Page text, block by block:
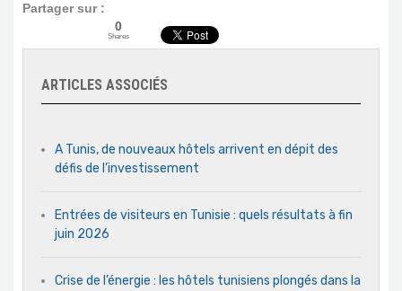
Partager sur :
0
Shares
ARTICLES ASSOCIÉS
A Tunis, de nouveaux hôtels arrivent en dépit des
défis de l’investissement
Entrées de visiteurs en Tunisie : quels résultats à fin
juin 2026
Crise de l’énergie : les hôtels tunisiens plongés dans la